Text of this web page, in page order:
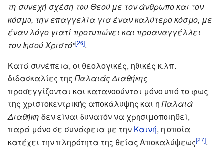
τη συνεχή σχέση του Θεού με τον άνθρωπο και τον
κόσμο, την επαγγελία για έναν καλύτερο κόσμο, με
έναν λόγο γιατί προτυπώνει και προαναγγέλλει
τον Ιησού Χριστό"[26].
Κατά συνέπεια, οι θεολογικές, ηθικές κ.λπ.
διδασκαλίες της Παλαιάς Διαθήκης
προσεγγίζονται και κατανοούνται μόνο υπό το φως
της χριστοκεντρικής αποκάλυψης και η Παλαιά
Διαθήκη δεν είναι δυνατόν να χρησιμοποιηθεί,
παρά μόνο σε συνάφεια με την Καινή, η οποία
κατέχει την πληρότητα της θείας Αποκαλύψεως[27].